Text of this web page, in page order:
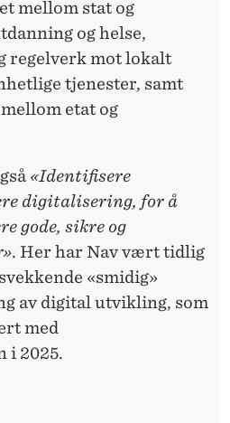
mellom stat og
og helse,
regelverk mot lokalt
tjenester, samt
etat og
«Identifisere
digitalisering, for å
gode, sikre og
. Her har Nav vært tidlig
«smidig»
av digital utvikling, som
med
i 2025.